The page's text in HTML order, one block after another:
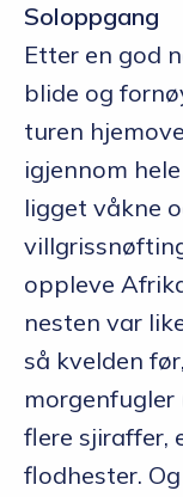
Soloppgang
Etter en god
blide og
turen
igjennom
ligget våkne
oppleve
nesten var
så kvelden
flere sjiraffer,
flodhester.